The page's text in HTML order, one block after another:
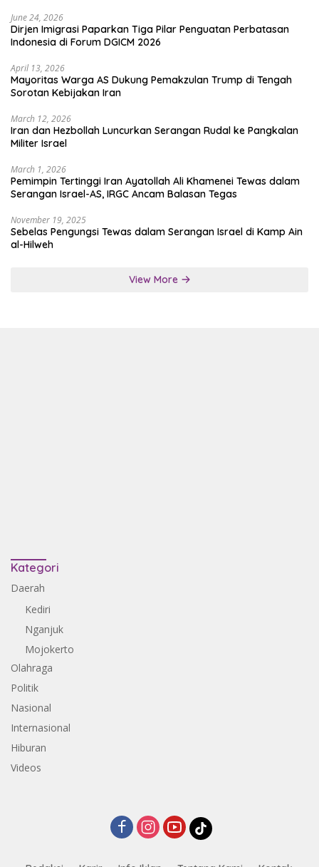
June 24, 2026
Dirjen Imigrasi Paparkan Tiga Pilar Penguatan Perbatasan
Indonesia di Forum DGICM 2026
April 13, 2026
Mayoritas Warga AS Dukung Pemakzulan Trump di Tengah
Sorotan Kebijakan Iran
March 12, 2026
Iran dan Hezbollah Luncurkan Serangan Rudal ke Pangkalan
Militer Israel
March 1, 2026
Pemimpin Tertinggi Iran Ayatollah Ali Khamenei Tewas dalam
Serangan Israel-AS, IRGC Ancam Balasan Tegas
November 19, 2025
Sebelas Pengungsi Tewas dalam Serangan Israel di Kamp Ain
al-Hilweh
View More
Kategori
Daerah
Kediri
Nganjuk
Mojokerto
Olahraga
Politik
Nasional
Internasional
Hiburan
Videos